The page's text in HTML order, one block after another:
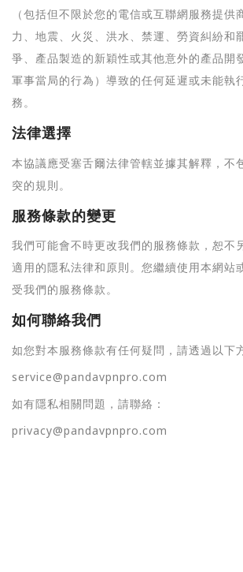
（包括但不限於您的電信或互聯網服務提供
力、地震、火災、洪水、禁運、勞資糾紛和
爭、產品製造的新穎性或其他意外的產品開
軍事當局的行為）導致的任何延遲或未能執
務。
法律選擇
本協議應受塞舌爾法律管轄並據其解釋，不
突的規則。
服務條款的變更
我們可能會不時更改我們的服務條款，恕不
適用的隱私法律和原則。您繼續使用本網站
受我們的服務條款。
如何聯絡我們
如您對本服務條款有任何疑問，請透過以下
service@pandavpnpro.com
如有隱私相關問題，請聯絡：
privacy@pandavpnpro.com